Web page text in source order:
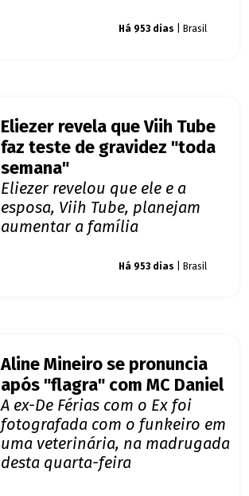
Há 953 dias | Brasil
Eliezer revela que Viih Tube
faz teste de gravidez "toda
semana"
Eliezer revelou que ele e a
esposa, Viih Tube, planejam
aumentar a família
Há 953 dias | Brasil
Aline Mineiro se pronuncia
após "flagra" com MC Daniel
A ex-De Férias com o Ex foi
fotografada com o funkeiro em
uma veterinária, na madrugada
desta quarta-feira